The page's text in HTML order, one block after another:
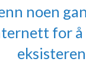
noen
for å